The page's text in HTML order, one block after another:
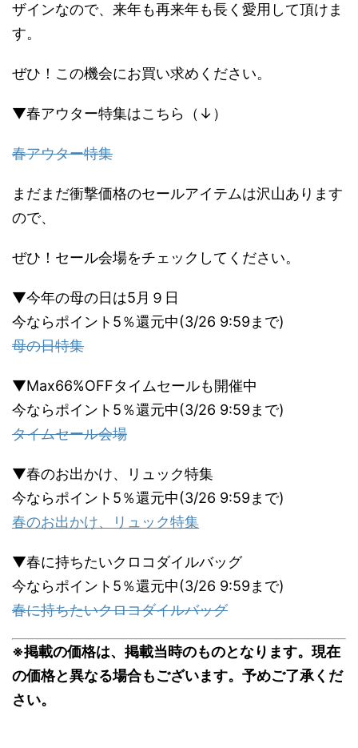
ザインなので、来年も再来年も長く愛用して頂けま
す。
ぜひ！この機会にお買い求めください。
▼春アウター特集はこちら（↓）
春アウター特集
まだまだ衝撃価格のセールアイテムは沢山あります
ので、
ぜひ！セール会場をチェックしてください。
▼今年の母の日は5月９日
今ならポイント5％還元中(3/26 9:59まで)
母の日特集
▼Max66%OFFタイムセールも開催中
今ならポイント5％還元中(3/26 9:59まで)
タイムセール会場
▼春のお出かけ、リュック特集
今ならポイント5％還元中(3/26 9:59まで)
春のお出かけ、リュック特集
▼春に持ちたいクロコダイルバッグ
今ならポイント5％還元中(3/26 9:59まで)
春に持ちたいクロコダイルバッグ
※掲載の価格は、掲載当時のものとなります。現在
の価格と異なる場合もございます。予めご了承くだ
さい。